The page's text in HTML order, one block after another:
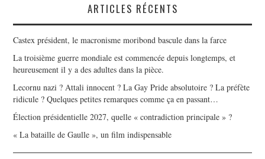
ARTICLES RÉCENTS
Castex président, le macronisme moribond bascule dans la farce
La troisième guerre mondiale est commencée depuis longtemps, et
heureusement il y a des adultes dans la pièce.
Lecornu nazi ? Attali innocent ? La Gay Pride absolutoire ? La préfète
ridicule ? Quelques petites remarques comme ça en passant…
Élection présidentielle 2027, quelle « contradiction principale » ?
« La bataille de Gaulle », un film indispensable